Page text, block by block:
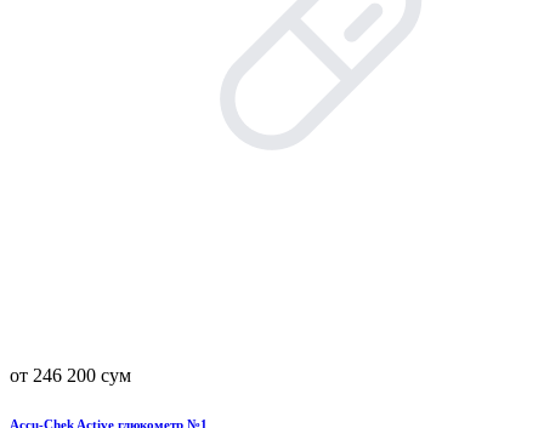
от 246 200 сум
Accu-Chek Active глюкометр №1